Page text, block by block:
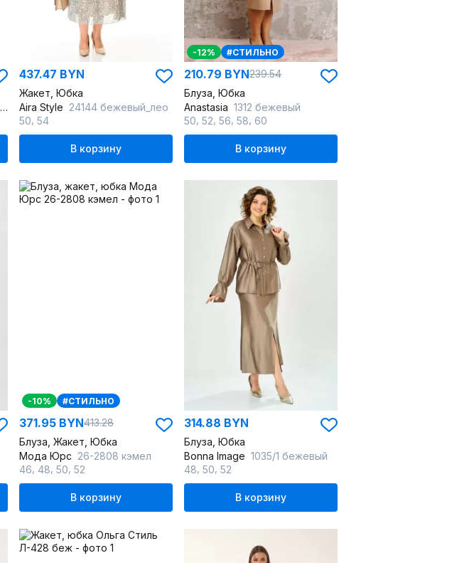
437.47 BYN
Жакет, Юбка
Aira Style 24144 бежевый_лео
50 54
В корзину
-12% #СТИЛЬНО
210.79 BYN239.54
Блуза, Юбка
Anastasia 1312 бежевый
50 52 56 58 60
В корзину
-10% #СТИЛЬНО
371.95 BYN413.28
Блуза, Жакет, Юбка
Мода Юрс 26-2808 кэмел
46 48 50 52
В корзину
314.88 BYN
Блуза, Юбка
Bonna Image 1035/1 бежевый
48 50 52
В корзину